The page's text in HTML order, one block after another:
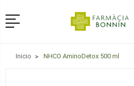
Menú
Inicio NHCO AminoDetox 500 ml